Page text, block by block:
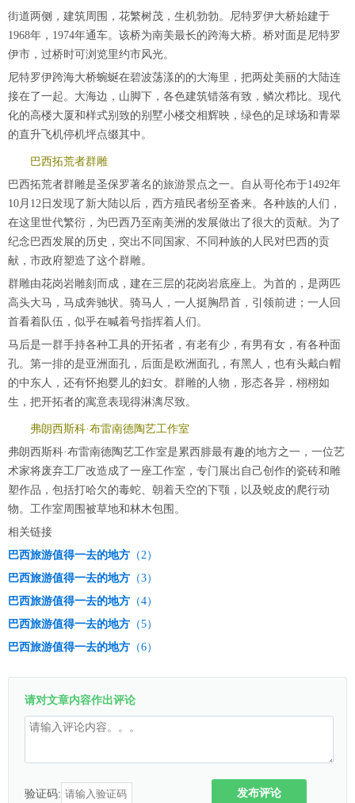
街道两侧，建筑周围，花繁树茂，生机勃勃。尼特罗伊大桥始建于
1968年，1974年通车。该桥为南美最长的跨海大桥。桥对面是尼特罗
伊市，过桥时可浏览里约市风光。
尼特罗伊跨海大桥蜿蜒在碧波荡漾的的大海里，把两处美丽的大陆连
接在了一起。大海边，山脚下，各色建筑错落有致，鳞次栉比。现代
化的高楼大厦和样式别致的别墅小楼交相辉映，绿色的足球场和青翠
的直升飞机停机坪点缀其中。
巴西拓荒者群雕
巴西拓荒者群雕是圣保罗著名的旅游景点之一。自从哥伦布于1492年
10月12日发现了新大陆以后，西方殖民者纷至沓来。各种族的人们，
在这里世代繁衍，为巴西乃至南美洲的发展做出了很大的贡献。为了
纪念巴西发展的历史，突出不同国家、不同种族的人民对巴西的贡
献，市政府塑造了这个群雕。
群雕由花岗岩雕刻而成，建在三层的花岗岩底座上。为首的，是两匹
高头大马，马成奔驰状。骑马人，一人挺胸昂首，引领前进；一人回
首看着队伍，似乎在喊着号指挥着人们。
马后是一群手持各种工具的开拓者，有老有少，有男有女，有各种面
孔。第一排的是亚洲面孔，后面是欧洲面孔，有黑人，也有头戴白帽
的中东人，还有怀抱婴儿的妇女。群雕的人物，形态各异，栩栩如
生，把开拓者的寓意表现得淋漓尽致。
弗朗西斯科·布雷南德陶艺工作室
弗朗西斯科·布雷南德陶艺工作室是累西腓最有趣的地方之一，一位艺
术家将废弃工厂改造成了一座工作室，专门展出自己创作的瓷砖和雕
塑作品，包括打哈欠的毒蛇、朝着天空的下颚，以及蜕皮的爬行动
物。工作室周围被草地和林木包围。
相关链接
巴西旅游值得一去的地方 （2）
巴西旅游值得一去的地方 （3）
巴西旅游值得一去的地方 （4）
巴西旅游值得一去的地方 （5）
巴西旅游值得一去的地方 （6）
请对文章内容作出评论
验证码: 发布评论